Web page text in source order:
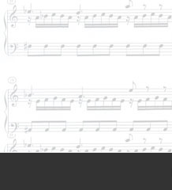
Salta
al
contenuto